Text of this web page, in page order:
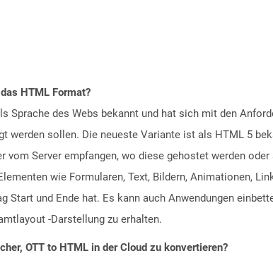
HTML Format?
Sprache des Webs bekannt und hat sich mit den
werden sollen. Die neueste Variante ist als HTML 5
vom Server empfangen, wo diese gehostet werden
wie Formularen, Text, Bildern, Animationen,
Start und Ende hat. Es kann auch Anwendungen
-Darstellung zu erhalten.
OTT to HTML in der Cloud zu konvertieren?